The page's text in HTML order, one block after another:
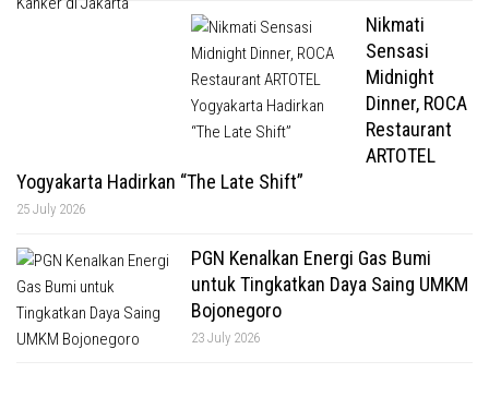
Nikmati
Sensasi
Midnight
Dinner, ROCA
Restaurant
ARTOTEL
Yogyakarta Hadirkan “The Late Shift”
25 July 2026
PGN Kenalkan Energi Gas Bumi
untuk Tingkatkan Daya Saing UMKM
Bojonegoro
23 July 2026